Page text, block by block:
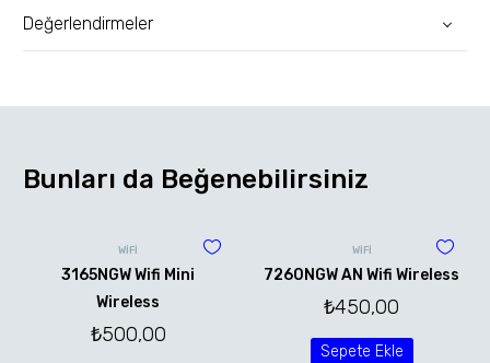
Değerlendirmeler
Bunları da Beğenebilirsiniz
WİFİ
3165NGW Wifi Mini
Wireless
₺500,00
WİFİ
7260NGW AN Wifi Wireless
₺450,00
Sepete Ekle